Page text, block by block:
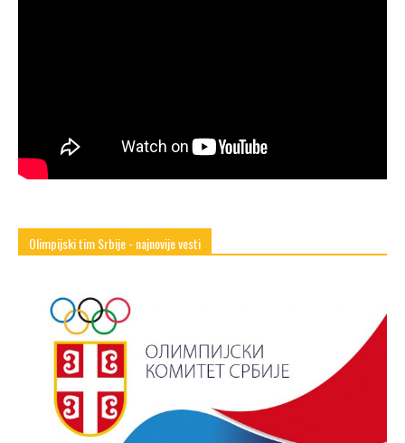
Olimpijski tim Srbije - najnovije vesti